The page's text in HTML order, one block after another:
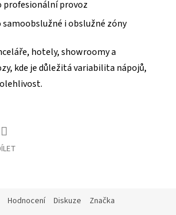
profesionální provoz
samoobslužné i obslužné zóny
hotely, showroomy a
kde je důležitá variabilita nápojů,
Hodnocení Diskuze Značka